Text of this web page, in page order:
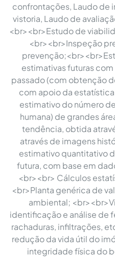
confrontações, Laudo de
vistoria, Laudo de
<br><br>Estudo de
<br><br>Inspeção
estimativas futuras
passado (com obtenção
com apoio da
estimativo do número
humana) de grandes
tendência, obtida
através de imagens
estimativo quantitativo
futura, com base em
<br><br> Cálculos
<br>Planta genérica de
ambiental;
identificação e análise de
rachaduras, infiltrações,
redução da vida útil do
integridade física do